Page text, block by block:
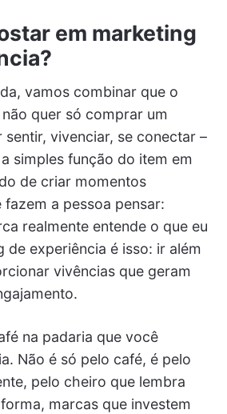
em marketing
vamos combinar que o
quer só comprar um
sentir, vivenciar, se conectar –
simples função do item em
de criar momentos
a pessoa pensar:
realmente entende o que eu
de experiência é isso: ir além
vivências que geram
na padaria que você
Não é só pelo café, é pelo
pelo cheiro que lembra
marcas que investem